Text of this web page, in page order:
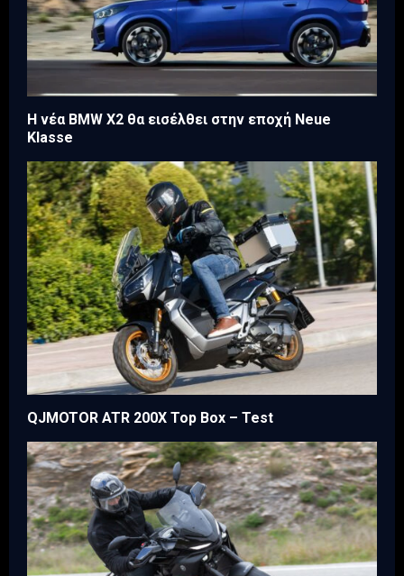
Η νέα BMW X2 θα εισέλθει στην εποχή Neue
Klasse
QJMOTOR ATR 200X Top Box – Test